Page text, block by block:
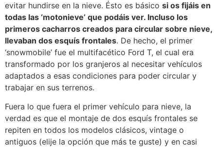
evitar hundirse en la nieve. Ésto es básico si os fijáis en
todas las ‘motonieve’ que podáis ver. Incluso los
primeros cacharros creados para circular sobre nieve,
llevaban dos esquís frontales. De hecho, el primer
‘snowmobile’ fue el multifacético Ford T, el cual era
transformado por los granjeros al necesitar vehículos
adaptados a esas condiciones para poder circular y
trabajar en sus terrenos.
Fuera lo que fuera el primer vehículo para nieve, la
verdad es que el montaje de dos esquís frontales se
repiten en todos los modelos clásicos, vintage o
antiguos (elije la opción que más te guste) y en casi